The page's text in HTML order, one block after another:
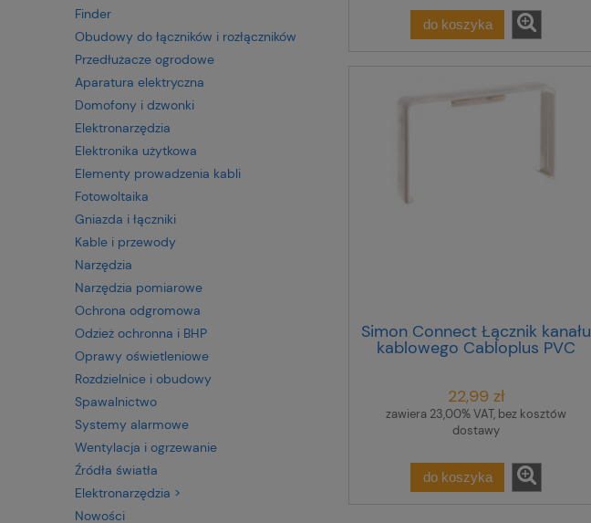
Finder
Obudowy do łączników i rozłączników
Przedłużacze ogrodowe
Aparatura elektryczna
Domofony i dzwonki
Elektronarzędzia
Elektronika użytkowa
Elementy prowadzenia kabli
Fotowoltaika
Gniazda i łączniki
Kable i przewody
Narzędzia
Narzędzia pomiarowe
Ochrona odgromowa
Odzież ochronna i BHP
Oprawy oświetleniowe
Rozdzielnice i obudowy
Spawalnictwo
Systemy alarmowe
Wentylacja i ogrzewanie
Źródła światła
Elektronarzędzia >
Nowości
do koszyka
Simon Connect Łącznik kanału
kablowego Cabloplus PVC
90x55mm czysta biel
22,99 zł
zawiera 23,00% VAT, bez kosztów
dostawy
do koszyka